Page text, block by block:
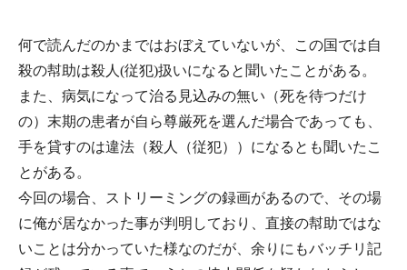
何で読んだのかまではおぼえていないが、この国では自
殺の幇助は殺人(従犯)扱いになると聞いたことがある。
また、病気になって治る見込みの無い（死を待つだけ
の）末期の患者が自ら尊厳死を選んだ場合であっても、
手を貸すのは違法（殺人（従犯））になるとも聞いたこ
とがある。
今回の場合、ストリーミングの録画があるので、その場
に俺が居なかった事が判明しており、直接の幇助ではな
いことは分かっていた様なのだが、余りにもバッチリ記